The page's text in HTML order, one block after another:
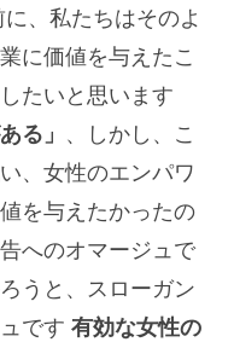
、私たちはそのよ
に価値を与えたこ
たいと思います
る」 、しかし、こ
、女性のエンパワ
を与えたかったの
へのオマージュで
うと、スローガン
です 有効な女性の